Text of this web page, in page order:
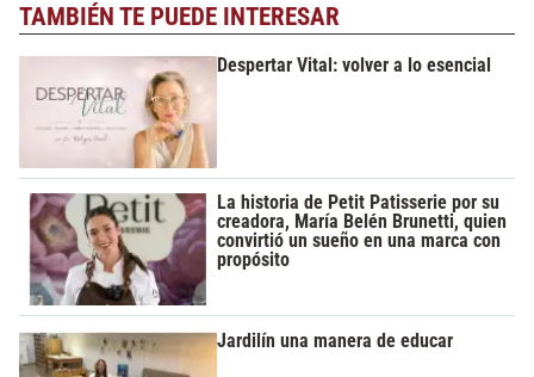
TAMBIÉN TE PUEDE INTERESAR
Despertar Vital: volver a lo esencial
La historia de Petit Patisserie por su
creadora, María Belén Brunetti, quien
convirtió un sueño en una marca con
propósito
Jardilín una manera de educar